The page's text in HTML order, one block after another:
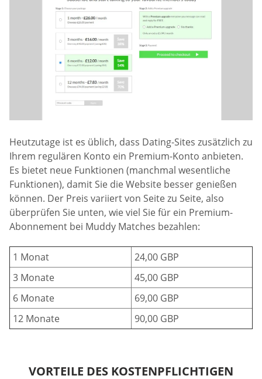
Heutzutage ist es üblich, dass Dating-Sites zusätzlich zu
Ihrem regulären Konto ein Premium-Konto anbieten.
Es bietet neue Funktionen (manchmal wesentliche
Funktionen), damit Sie die Website besser genießen
können. Der Preis variiert von Seite zu Seite, also
überprüfen Sie unten, wie viel Sie für ein Premium-
Abonnement bei Muddy Matches bezahlen:
1 Monat
24,00 GBP
3 Monate
45,00 GBP
6 Monate
69,00 GBP
12 Monate
90,00 GBP
VORTEILE DES KOSTENPFLICHTIGEN